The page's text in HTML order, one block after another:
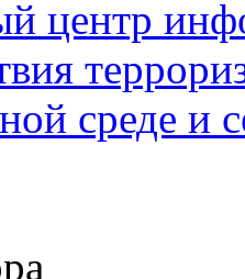
центр
среде и